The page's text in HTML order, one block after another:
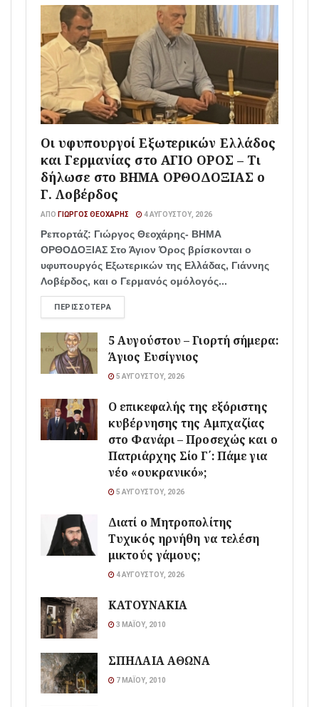
Οι υφυπουργοί Εξωτερικών Ελλάδος
και Γερμανίας στο ΑΓΙΟ ΟΡΟΣ – Τι
δήλωσε στο ΒΗΜΑ ΟΡΘΟΔΟΞΙΑΣ ο
Γ. Λοβέρδος
ΑΠΌ ΓΙΏΡΓΟΣ ΘΕΟΧΆΡΗΣ 4 ΑΥΓΟΎΣΤΟΥ, 2026
Ρεπορτάζ: Γιώργος Θεοχάρης- ΒΗΜΑ
ΟΡΘΟΔΟΞΙΑΣ Στο Άγιον Όρος βρίσκονται ο
υφυπουργός Εξωτερικών της Ελλάδας, Γιάννης
Λοβέρδος, και ο Γερμανός ομόλογός...
ΠΕΡΙΣΣΌΤΕΡΑ
5 Αυγούστου – Γιορτή σήμερα:
Άγιος Ευσίγνιος
5 ΑΥΓΟΎΣΤΟΥ, 2026
Ο επικεφαλής της εξόριστης
κυβέρνησης της Αμπχαζίας
στο Φανάρι – Προσεχώς και ο
Πατριάρχης Σίο Γ΄: Πάμε για
νέο «ουκρανικό»;
5 ΑΥΓΟΎΣΤΟΥ, 2026
Διατί ο Μητροπολίτης
Τυχικός ηρνήθη να τελέση
μικτούς γάμους;
4 ΑΥΓΟΎΣΤΟΥ, 2026
ΚΑΤΟΥΝΑΚΙΑ
3 ΜΑΪ́ΟΥ, 2010
ΣΠΗΛΑΙΑ ΑΘΩΝΑ
7 ΜΑΪ́ΟΥ, 2010